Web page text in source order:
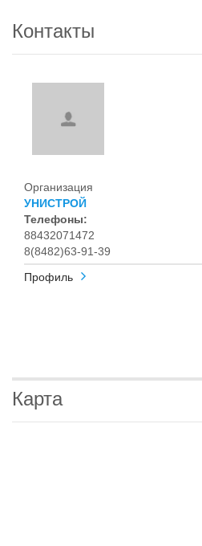
Контакты
Организация
УНИСТРОЙ
Телефоны:
88432071472
8(8482)63-91-39
Профиль
Карта